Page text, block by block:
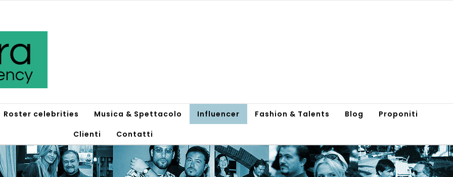
Roster celebrities Musica & Spettacolo Influencer Fashion & Talents Blog
Proponiti
Clienti
Contatti